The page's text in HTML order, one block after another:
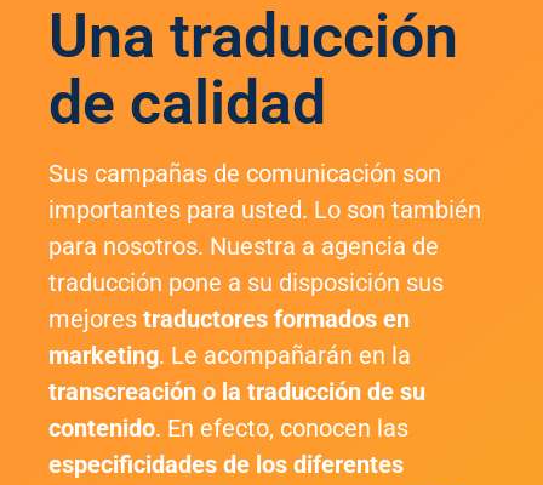
Una traducción
de calidad
Sus campañas de comunicación son
importantes para usted. Lo son también
para nosotros. Nuestra a agencia de
traducción pone a su disposición sus
mejores traductores formados en
marketing. Le acompañarán en la
transcreación o la traducción de su
contenido. En efecto, conocen las
especificidades de los diferentes